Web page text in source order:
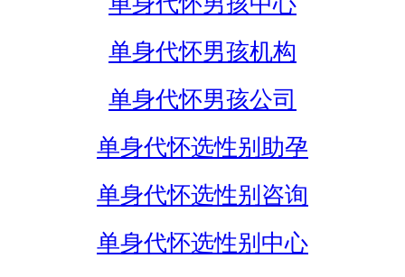
单身代怀男孩机构
单身代怀男孩公司
单身代怀选性别助孕
单身代怀选性别咨询
单身代怀选性别中心